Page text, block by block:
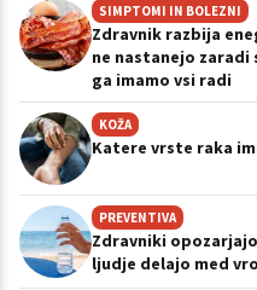
SIMPTOMI IN BOLEZNI
Zdravnik razbija
ne nastanejo zaradi
ga imamo vsi radi
KOŽA
Katere vrste raka
PREVENTIVA
Zdravniki
ljudje delajo med